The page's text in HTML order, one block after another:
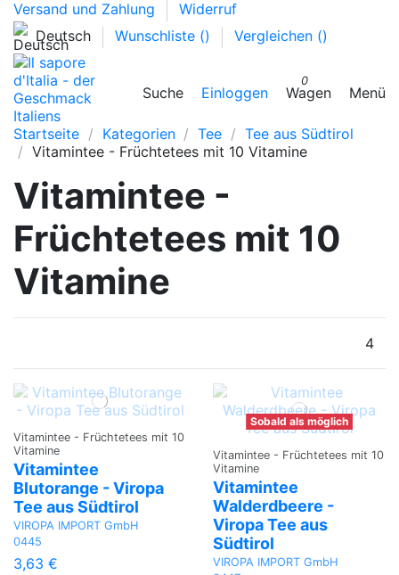
Versand und Zahlung
Widerruf
Deutsch
Wunschliste () Vergleichen ()
Suche Einloggen
0
Wagen Menü
Startseite Kategorien Tee
Tee aus Südtirol
Vitamintee - Früchtetees mit 10 Vitamine
Vitamintee -
Früchtetees mit 10
Vitamine
4
Vitamintee - Früchtetees mit 10
Vitamine
Vitamintee
Blutorange - Viropa
Tee aus Südtirol
VIROPA IMPORT GmbH
0445
3,63 €
Sobald als möglich
Vitamintee - Früchtetees mit 10
Vitamine
Vitamintee
Walderdbeere -
Viropa Tee aus
Südtirol
VIROPA IMPORT GmbH